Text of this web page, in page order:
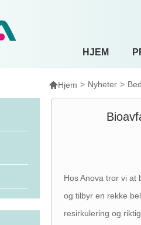
HJEM
Hjem > Nyheter >
Hos Anova tror vi
og tilbyr en rekke
resirkulering og